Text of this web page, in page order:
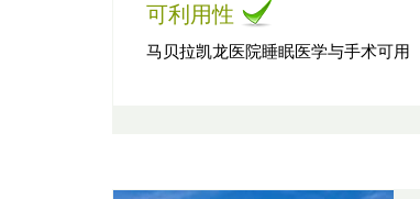
可利用性
马贝拉凯龙医院睡眠医学与手术可用